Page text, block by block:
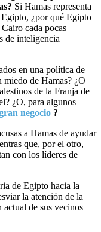
Si Hamas representa
Egipto, ¿por qué Egipto
cada pocas
de inteligencia
en una política de
miedo de Hamas? ¿O
de la Franja de
¿O, para algunos
negocio ?
a Hamas de ayudar
que, por el otro,
con los líderes de
de Egipto hacia la
la atención de la
de sus vecinos